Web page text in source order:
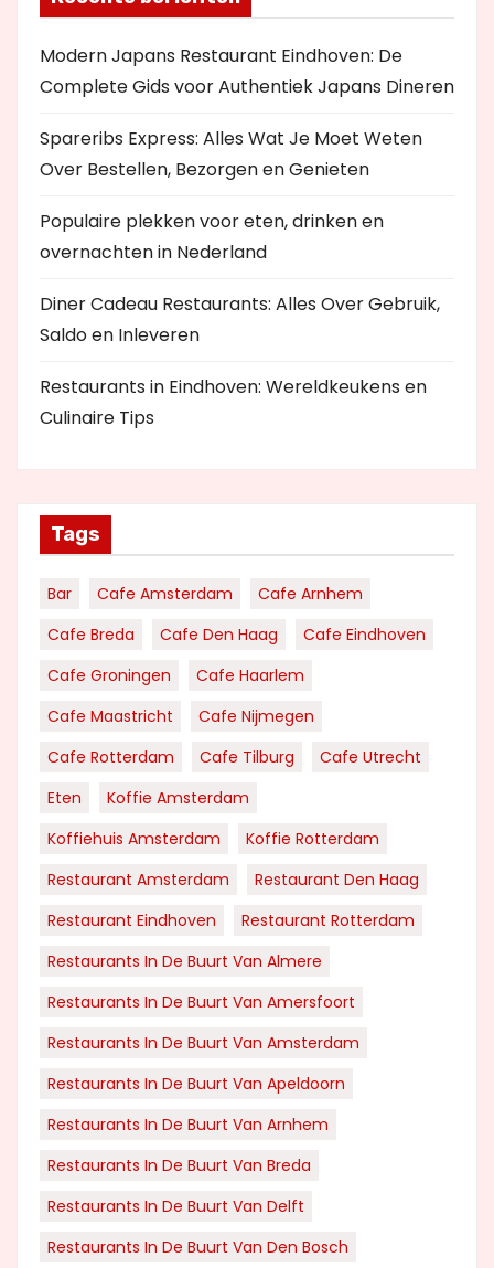
Modern Japans Restaurant Eindhoven: De
Complete Gids voor Authentiek Japans Dineren
Spareribs Express: Alles Wat Je Moet Weten
Over Bestellen, Bezorgen en Genieten
Populaire plekken voor eten, drinken en
overnachten in Nederland
Diner Cadeau Restaurants: Alles Over Gebruik,
Saldo en Inleveren
Restaurants in Eindhoven: Wereldkeukens en
Culinaire Tips
Tags
Bar Cafe Amsterdam
Cafe Arnhem
Cafe Breda
Cafe Den Haag
Cafe Eindhoven
Cafe Groningen
Cafe Haarlem
Cafe Maastricht
Cafe Nijmegen
Cafe Rotterdam
Cafe Tilburg
Cafe Utrecht
Eten
Koffie Amsterdam
Koffiehuis Amsterdam
Koffie Rotterdam
Restaurant Amsterdam
Restaurant Den Haag
Restaurant Eindhoven
Restaurant Rotterdam
Restaurants In De Buurt Van Almere
Restaurants In De Buurt Van Amersfoort
Restaurants In De Buurt Van Amsterdam
Restaurants In De Buurt Van Apeldoorn
Restaurants In De Buurt Van Arnhem
Restaurants In De Buurt Van Breda
Restaurants In De Buurt Van Delft
Restaurants In De Buurt Van Den Bosch